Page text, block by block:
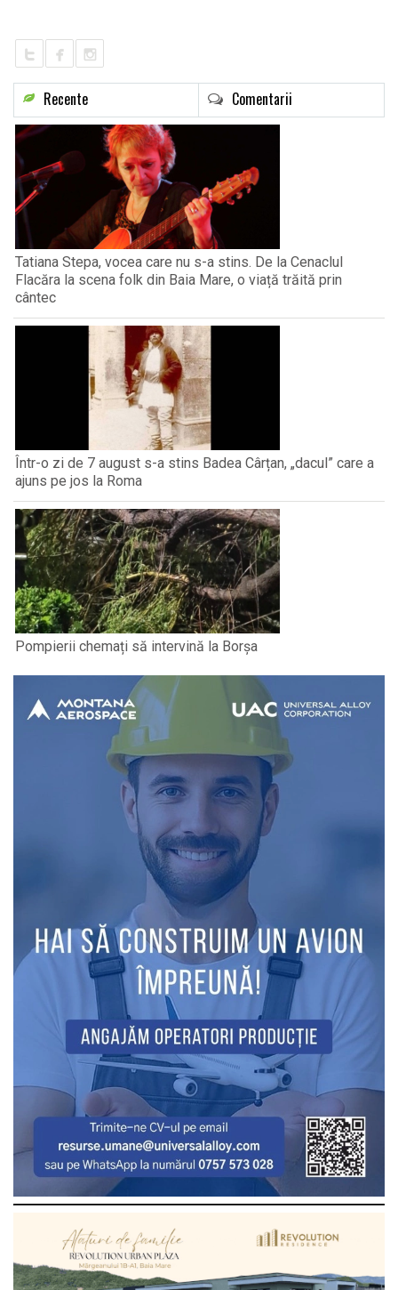
Recente Comentarii
Tatiana Stepa, vocea care nu s-a stins. De la Cenaclul
Flacăra la scena folk din Baia Mare, o viață trăită prin
cântec
Într-o zi de 7 august s-a stins Badea Cârțan, „dacul” care a
ajuns pe jos la Roma
Pompierii chemați să intervină la Borșa